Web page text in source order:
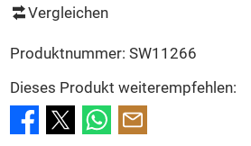
Vergleichen
Produktnummer: SW11266
Dieses Produkt weiterempfehlen: